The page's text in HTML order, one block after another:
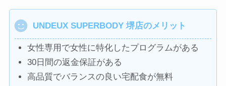
UNDEUX SUPERBODY 堺店のメリット
女性専用で女性に特化したプログラムがある
30日間の返金保証がある
高品質でバランスの良い宅配食が無料